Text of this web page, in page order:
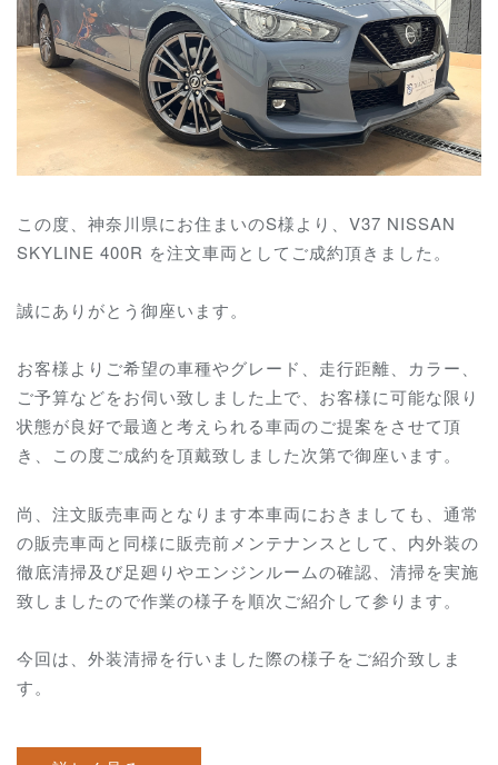
この度、神奈川県にお住まいのS様より、V37 NISSAN
SKYLINE 400R を注文車両としてご成約頂きました。
誠にありがとう御座います。
お客様よりご希望の車種やグレード、走行距離、カラー、
ご予算などをお伺い致しました上で、お客様に可能な限り
状態が良好で最適と考えられる車両のご提案をさせて頂
き、この度ご成約を頂戴致しました次第で御座います。
尚、注文販売車両となります本車両におきましても、通常
の販売車両と同様に販売前メンテナンスとして、内外装の
徹底清掃及び足廻りやエンジンルームの確認、清掃を実施
致しましたので作業の様子を順次ご紹介して参ります。
今回は、外装清掃を行いました際の様子をご紹介致しま
す。